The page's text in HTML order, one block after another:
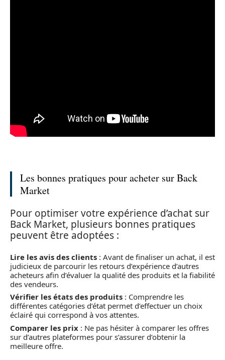
Les bonnes pratiques pour acheter sur Back
Market
Pour optimiser votre expérience d’achat sur
Back Market, plusieurs bonnes pratiques
peuvent être adoptées :
Lire les avis des clients : Avant de finaliser un achat, il est
judicieux de parcourir les retours d’expérience d’autres
acheteurs afin d’évaluer la qualité des produits et la fiabilité
des vendeurs.
Vérifier les états des produits : Comprendre les
différentes catégories d’état permet d’effectuer un choix
éclairé qui correspond à vos attentes.
Comparer les prix : Ne pas hésiter à comparer les offres
sur d’autres plateformes pour s’assurer d’obtenir la
meilleure offre.